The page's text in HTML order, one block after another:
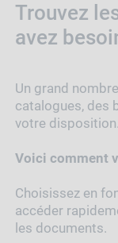
Trouvez
avez
Un grand
catalogues, des
votre disposition.
Voici comment
Choisissez en
accéder
les documents.